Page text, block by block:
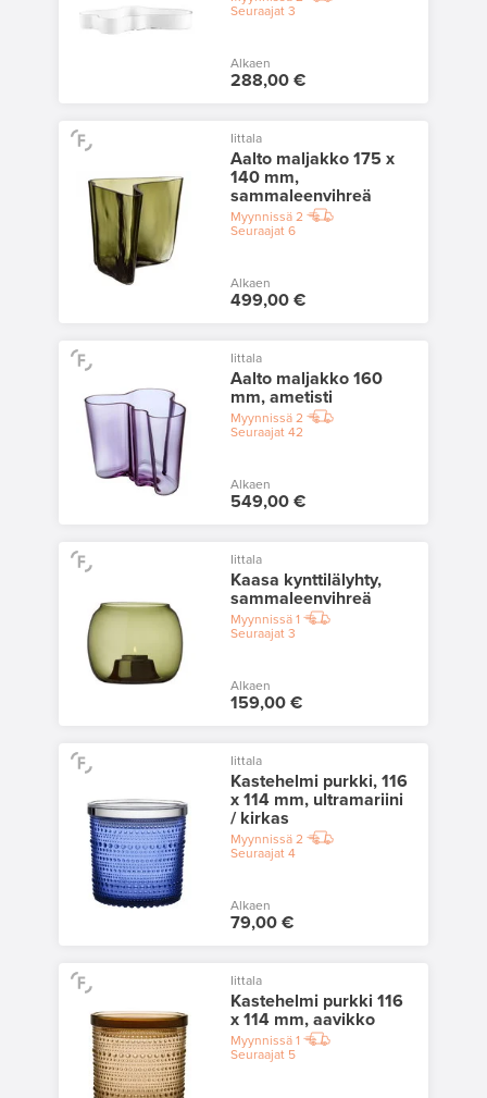
Seuraajat3
Alkaen
288,00 €
Iittala
Aalto maljakko 175 x
140 mm,
sammaleenvihreä
Myynnissä2
Seuraajat6
Alkaen
499,00 €
Iittala
Aalto maljakko 160
mm, ametisti
Myynnissä2
Seuraajat42
Alkaen
549,00 €
Iittala
Kaasa kynttilälyhty,
sammaleenvihreä
Myynnissä1
Seuraajat3
Alkaen
159,00 €
Iittala
Kastehelmi purkki, 116
x 114 mm, ultramariini
/ kirkas
Myynnissä2
Seuraajat4
Alkaen
79,00 €
Iittala
Kastehelmi purkki 116
x 114 mm, aavikko
Myynnissä1
Seuraajat5